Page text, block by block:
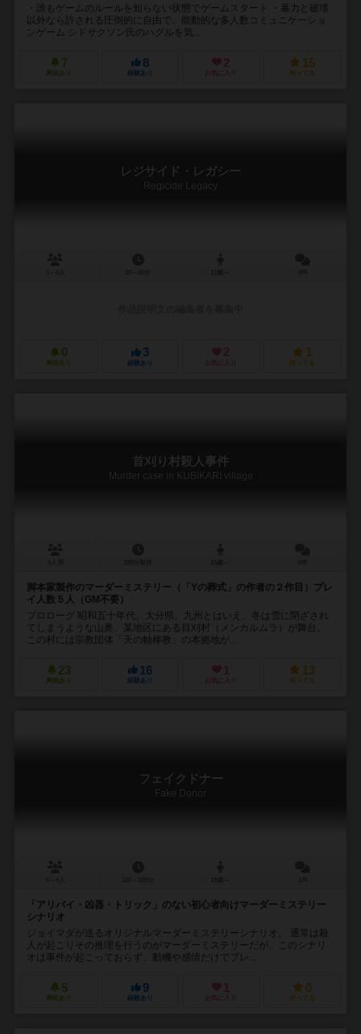
・誰もゲームのルールを知らない状態でゲームスタート ・暴力と破壊
以外なら許される圧倒的に自由で、能動的な多人数コミュニケーショ
ンゲーム シドサクソン氏のハグルを気...
7
興味あり
8
経験あり
2
お気に入り
15
持ってる
レジサイド・レガシー
Regicide Legacy
0
興味あり
3
経験あり
2
お気に入り
1
持ってる
首刈り村殺人事件
Murder case in KUBIKARI village
脚本家製作のマーダーミステリー（「Yの葬式」の作者の２作目）プレ
イ人数５人（GM不要）
プロローグ 昭和五十年代。大分県。九州とはいえ、冬は雪に閉ざされ
てしまうような山奥、某地区にある目刈村（メンカルムラ）が舞台。
この村には宗教団体「天の軸棒教」の本拠地が...
23
興味あり
16
経験あり
1
お気に入り
13
持ってる
フェイクドナー
Fake Donor
「アリバイ・凶器・トリック」のない初心者向けマーダーミステリー
シナリオ
ジョイマダが送るオリジナルマーダーミステリーシナリオ。 通常は殺
人が起こりその推理を行うのがマーダーミステリーだが、このシナリ
オは事件が起こっておらず、動機や感情だけでプレ...
5
興味あり
9
経験あり
1
お気に入り
0
持ってる